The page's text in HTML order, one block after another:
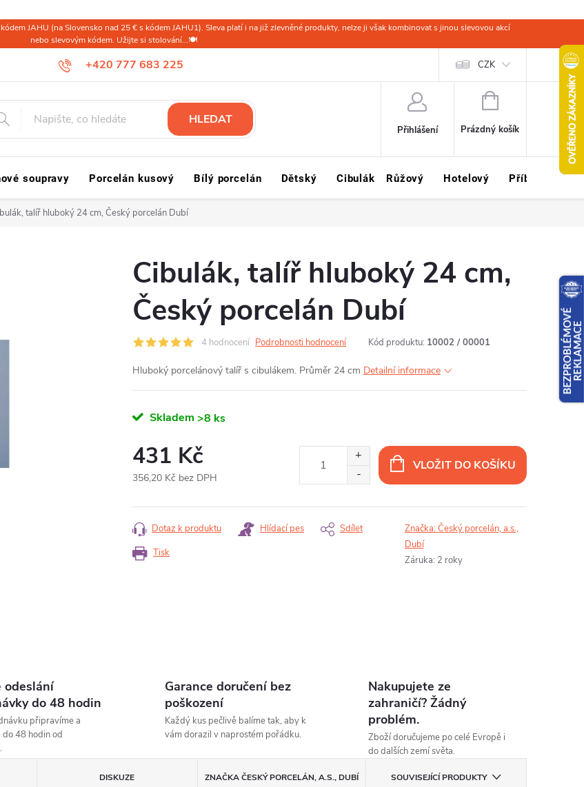
JAHU (na Slovensko nad 25 € s kódem JAHU1). Sleva platí i na již zlevněné produkty, nelze ji však kombinovat s jinou slevovou akcí
nebo slevovým kódem. Užijte si stolování...🍽️
+420 777 683 225
Doprava a platba Slovensko a svět Ochrana osobních údajů Kariéra
CZK
HLEDAT
Přihlášení
NÁKUPNÍ
Prázdný košík
soupravy Porcelán kusový Bílý porcelán Dětský Cibulák Růžový Hotelový Příbory Sklo
talíř hluboký 24 cm, Český porcelán Dubí
Cibulák, talíř hluboký 24 cm,
Český porcelán Dubí
4 hodnocení Podrobnosti hodnocení Kód produktu: 10002 / 00001
Hluboký porcelánový talíř s cibulákem. Průměr 24 cm Detailní informace
Skladem >8 ks
431 Kč
356,20 Kč bez DPH
cena:
VLOŽIT DO KOŠÍKU
Tisk
Dotaz k produktu Hlídací pes Sdílet Značka:Český porcelán, a.s.,
Dubí
Záruka: 2 roky
odeslání
do 48 hodin
připravíme a
do 48 hodin od
Garance doručení bez
poškození
Každý kus pečlivě balíme tak, aby k
vám dorazil v naprostém pořádku.
Nakupujete ze
zahraničí? Žádný
problém.
Zboží doručujeme po celé Evropě i
do dalších zemí světa.
DISKUZE ZNAČKAČESKÝ PORCELÁN, A.S., DUBÍ SOUVISEJÍCÍ PRODUKTY